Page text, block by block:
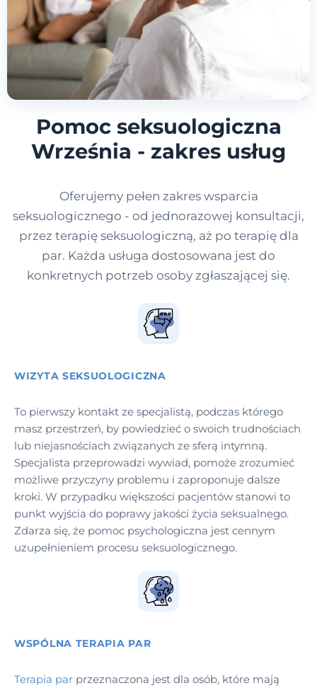
Pomoc seksuologiczna
Września - zakres usług
Oferujemy pełen zakres wsparcia
seksuologicznego - od jednorazowej konsultacji,
przez terapię seksuologiczną, aż po terapię dla
par. Każda usługa dostosowana jest do
konkretnych potrzeb osoby zgłaszającej się.
WIZYTA SEKSUOLOGICZNA
To pierwszy kontakt ze specjalistą, podczas którego
masz przestrzeń, by powiedzieć o swoich trudnościach
lub niejasnościach związanych ze sferą intymną.
Specjalista przeprowadzi wywiad, pomoże zrozumieć
możliwe przyczyny problemu i zaproponuje dalsze
kroki. W przypadku większości pacjentów stanowi to
punkt wyjścia do poprawy jakości życia seksualnego.
Zdarza się, że pomoc psychologiczna jest cennym
uzupełnieniem procesu seksuologicznego.
WSPÓLNA TERAPIA PAR
Terapia par przeznaczona jest dla osób, które mają